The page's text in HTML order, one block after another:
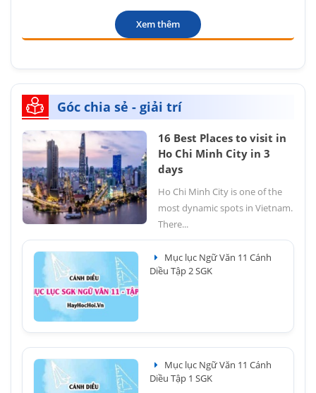
Xem thêm
Góc chia sẻ - giải trí
16 Best Places to visit in
Ho Chi Minh City in 3
days
Ho Chi Minh City is one of the
most dynamic spots in Vietnam.
There...
Mục lục Ngữ Văn 11 Cánh
Diều Tập 2 SGK
Mục lục Ngữ Văn 11 Cánh
Diều Tập 1 SGK